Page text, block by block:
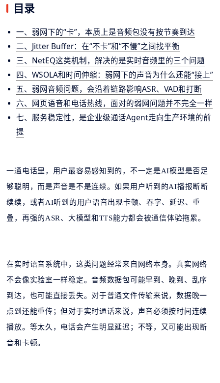
目录
一、弱网下的“卡”，本质上是音频包没有按节奏到达
二、Jitter Buffer：在“不卡”和“不慢”之间找平衡
三、NetEQ这类机制，解决的是实时音频里的三个问题
四、WSOLA和时间伸缩：弱网下的声音为什么还能“接上”
五、弱网音频问题，会沿着链路影响ASR、VAD和打断
六、网页语音和电话热线，面对的弱网问题并不完全一样
七、服务稳定性，是企业级通话Agent走向生产环境的前
提
一通电话里，用户最容易感知到的，不一定是AI模型是否足
够聪明，而是声音是不是连续。如果用户听到的AI播报断断
续续，或者AI听到的用户语音出现卡顿、吞字、延迟、重
叠，再强的ASR、大模型和TTS能力都会被通信体验拖累。
在实时语音系统中，这类问题经常来自网络本身。真实网络
不会像实验室一样稳定。音频数据包可能早到、晚到、乱序
到达，也可能直接丢失。对于普通文件传输来说，数据晚一
点到还能重传；但对于实时通话来说，声音必须按时间连续
播放。等太久，电话会产生明显延迟；不等，又可能出现断
音和卡顿。